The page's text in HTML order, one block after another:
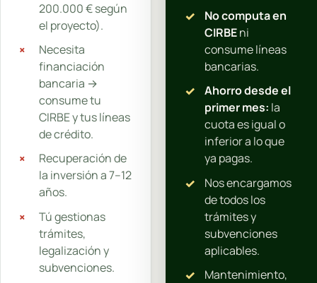
200.000 € según
el proyecto).
Necesita
financiación
bancaria →
consume tu
CIRBE y tus líneas
de crédito.
Recuperación de
la inversión a 7–12
años.
Tú gestionas
trámites,
legalización y
subvenciones.
No computa en
CIRBEni
consume líneas
bancarias.
Ahorro desde el
primer mes: la
cuota es igual o
inferior a lo que
ya pagas.
Nos encargamos
de todos los
trámites y
subvenciones
aplicables.
Mantenimiento,